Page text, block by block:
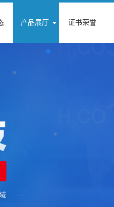
产品展厅 证书荣誉